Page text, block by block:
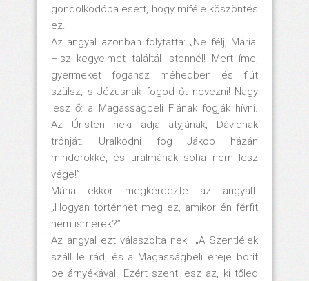
gondolkodóba esett, hogy miféle köszöntés
ez.
Az angyal azonban folytatta: „Ne félj, Mária!
Hisz kegyelmet találtál Istennél! Mert íme,
gyermeket fogansz méhedben és fiút
szülsz, s Jézusnak fogod őt nevezni! Nagy
lesz ő: a Magasságbeli Fiának fogják hívni.
Az Úristen neki adja atyjának, Dávidnak
trónját. Uralkodni fog Jákob házán
mindörökké, és uralmának soha nem lesz
vége!”
Mária ekkor megkérdezte az angyalt:
„Hogyan történhet meg ez, amikor én férfit
nem ismerek?”
Az angyal ezt válaszolta neki: „A Szentlélek
száll le rád, és a Magasságbeli ereje borít
be árnyékával. Ezért szent lesz az, ki tőled